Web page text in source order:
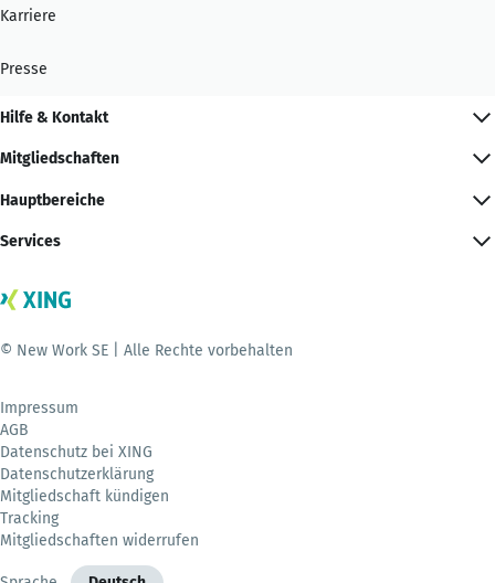
Karriere
Presse
Hilfe & Kontakt
Mitgliedschaften
Hauptbereiche
Services
© New Work SE | Alle Rechte vorbehalten
Impressum
AGB
Datenschutz bei XING
Datenschutzerklärung
Mitgliedschaft kündigen
Tracking
Mitgliedschaften widerrufen